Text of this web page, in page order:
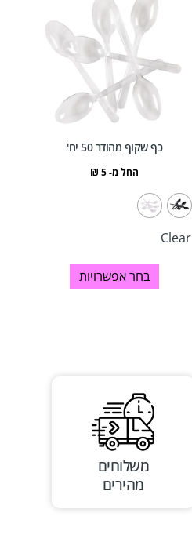
כף שקוף מהודר 50 יח'
החל מ-5
₪
בחר אפשרויות
Clear
משלוחים
מהירים